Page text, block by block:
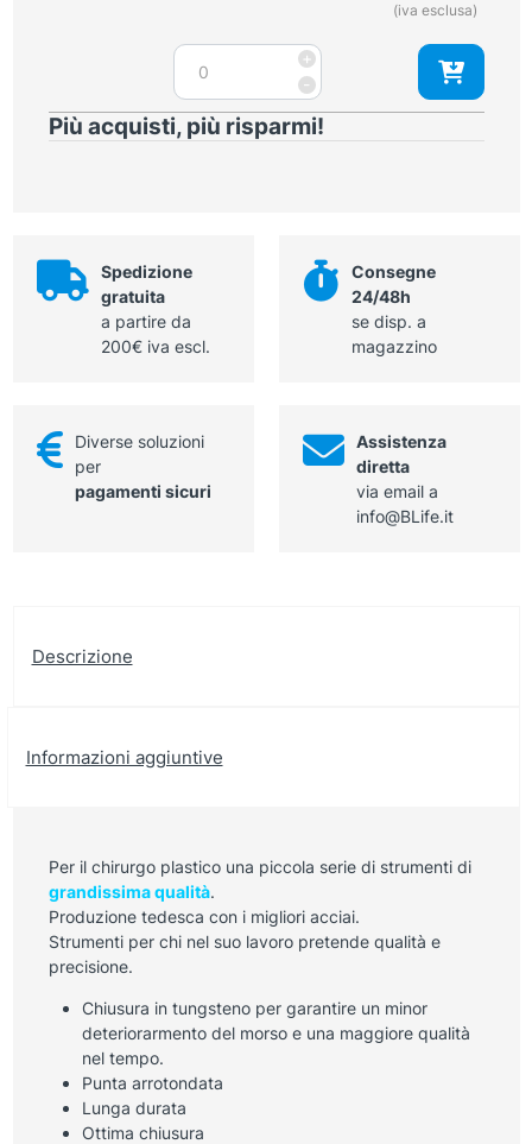
(iva esclusa)
-
Portaghi
Mayo-
Hegar
TC
+
Più acquisti, più risparmi!
Spedizione
gratuita
a partire da
200€ iva escl.
Consegne
24/48h
se disp. a
magazzino
Diverse soluzioni
per
pagamenti sicuri
Assistenza
diretta
via email a
info@BLife.it
Descrizione
Informazioni aggiuntive
Per il chirurgo plastico una piccola serie di strumenti di
grandissima qualità.
Produzione tedesca con i migliori acciai.
Strumenti per chi nel suo lavoro pretende qualità e
precisione.
Chiusura in tungsteno per garantire un minor
deteriorarmento del morso e una maggiore qualità
nel tempo.
Punta arrotondata
Lunga durata
Ottima chiusura